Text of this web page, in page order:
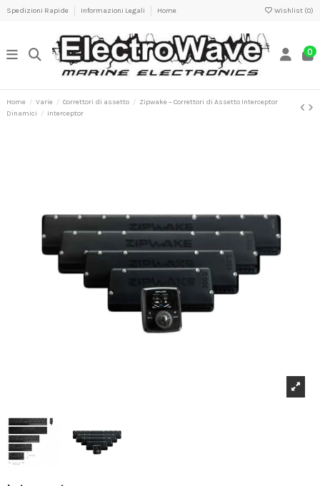
Spedizioni Rapide Informazioni Legali Home Wishlist (0)
0
Home Varie Correttori di assetto
Zipwake – Correttori di Assetto Interceptor
Dinamici
Interceptor